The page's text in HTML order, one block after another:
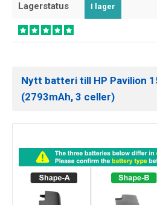
Lagerstatus I lager
Nytt batteri till HP Pavilion
(2793mAh, 3 celler)